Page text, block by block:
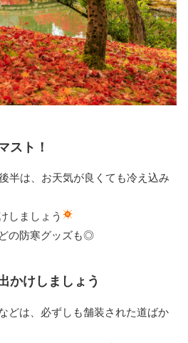
スト！
半は、お天気が良くても冷え込み
しましょう
の防寒グッズも◎
かけしましょう
どは、必ずしも舗装された道ばか